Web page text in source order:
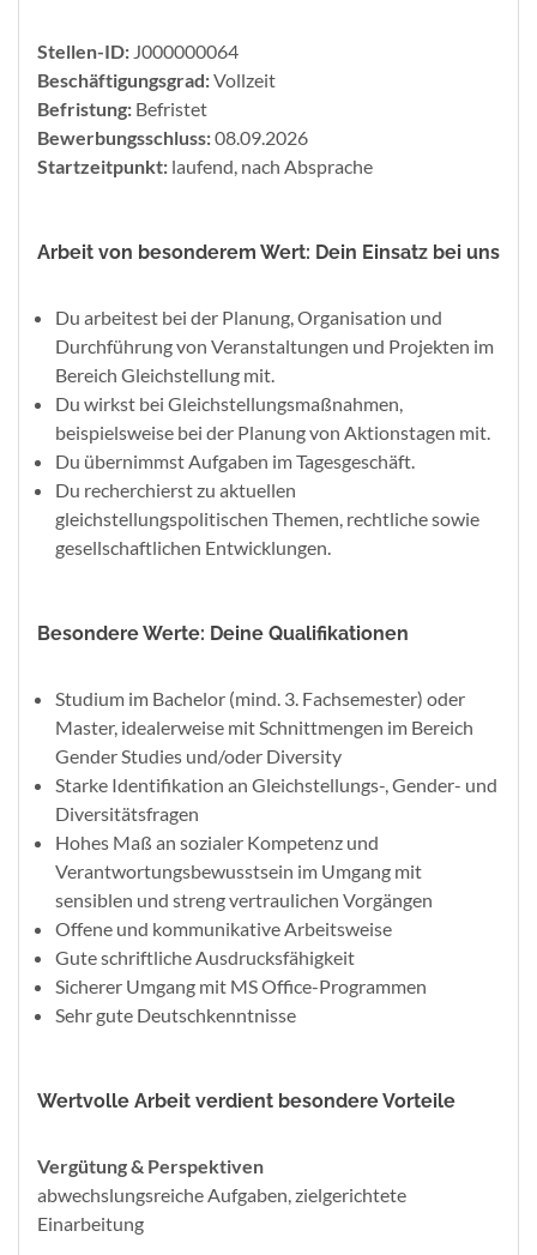
Stellen-ID: J000000064
Beschäftigungsgrad:Vollzeit
Befristung: Befristet
Bewerbungsschluss:08.09.2026
Startzeitpunkt: laufend, nach Absprache
Arbeit von besonderem Wert: Dein Einsatz bei uns
Du arbeitest bei der Planung, Organisation und
Durchführung von Veranstaltungen und Projekten im
Bereich Gleichstellung mit.
Du wirkst bei Gleichstellungsmaßnahmen,
beispielsweise bei der Planung von Aktionstagen mit.
Du übernimmst Aufgaben im Tagesgeschäft.
Du recherchierst zu aktuellen
gleichstellungspolitischen Themen, rechtliche sowie
gesellschaftlichen Entwicklungen.
Besondere Werte: Deine Qualifikationen
Studium im Bachelor (mind. 3. Fachsemester) oder
Master, idealerweise mit Schnittmengen im Bereich
Gender Studies und/oder Diversity
Starke Identifikation an Gleichstellungs-, Gender- und
Diversitätsfragen
Hohes Maß an sozialer Kompetenz und
Verantwortungsbewusstsein im Umgang mit
sensiblen und streng vertraulichen Vorgängen
Offene und kommunikative Arbeitsweise
Gute schriftliche Ausdrucksfähigkeit
Sicherer Umgang mit MS Office-Programmen
Sehr gute Deutschkenntnisse
Wertvolle Arbeit verdient besondere Vorteile
Vergütung & Perspektiven
abwechslungsreiche Aufgaben, zielgerichtete
Einarbeitung